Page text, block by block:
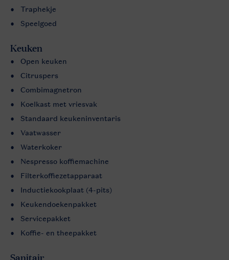
Traphekje
Speelgoed
Keuken
Open keuken
Citruspers
Combimagnetron
Koelkast met vriesvak
Standaard keukeninventaris
Vaatwasser
Waterkoker
Nespresso koffiemachine
Filterkoffiezetapparaat
Inductiekookplaat (4-pits)
Keukendoekenpakket
Servicepakket
Koffie- en theepakket
Sanitair